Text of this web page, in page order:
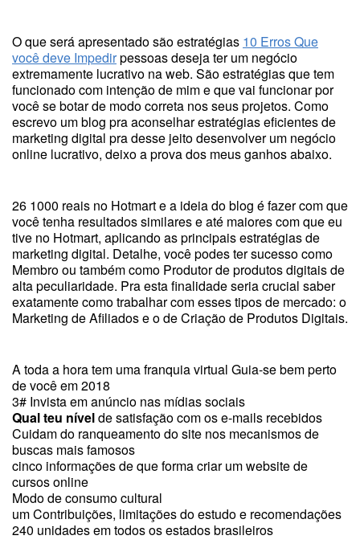
O que será apresentado são estratégias 10 Erros Que
você deve Impedirpessoas deseja ter um negócio
extremamente lucrativo na web. São estratégias que tem
funcionado com intenção de mim e que vai funcionar por
você se botar de modo correta nos seus projetos. Como
escrevo um blog pra aconselhar estratégias eficientes de
marketing digital pra desse jeito desenvolver um negócio
online lucrativo, deixo a prova dos meus ganhos abaixo.
26 1000 reais no Hotmart e a ideia do blog é fazer com que
você tenha resultados similares e até maiores com que eu
tive no Hotmart, aplicando as principais estratégias de
marketing digital. Detalhe, você podes ter sucesso como
Membro ou também como Produtor de produtos digitais de
alta peculiaridade. Pra esta finalidade seria crucial saber
exatamente como trabalhar com esses tipos de mercado: o
Marketing de Afiliados e o de Criação de Produtos Digitais.
A toda a hora tem uma franquia virtual Guia-se bem perto
de você em 2018
3# Invista em anúncio nas mídias sociais
Qual teu nívelde satisfação com os e-mails recebidos
Cuidam do ranqueamento do site nos mecanismos de
buscas mais famosos
cinco informações de que forma criar um website de
cursos online
Modo de consumo cultural
um Contribuições, limitações do estudo e recomendações
240 unidades em todos os estados brasileiros